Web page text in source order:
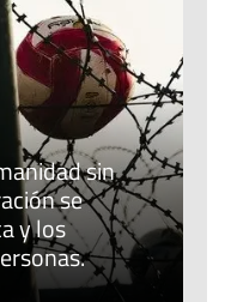
Revista de Verano